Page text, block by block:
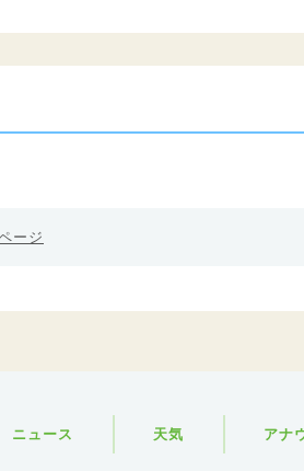
ージ
ニュース 天気 アナ